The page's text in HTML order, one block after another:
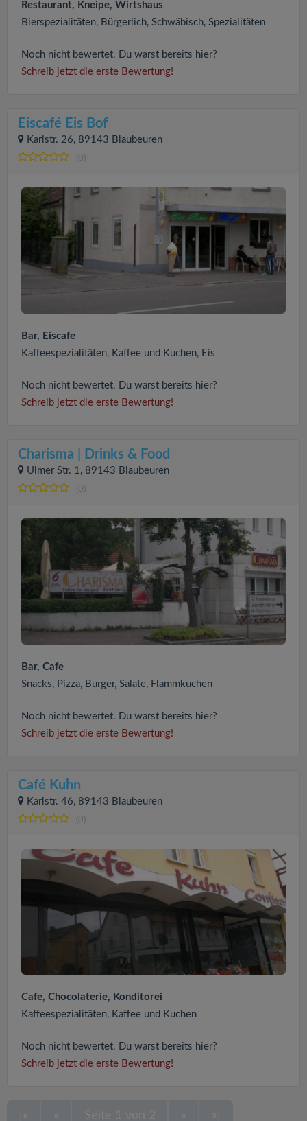
Restaurant, Kneipe, Wirtshaus
Bierspezialitäten, Bürgerlich, Schwäbisch, Spezialitäten
Noch nicht bewertet. Du warst bereits hier?
Schreib jetzt die erste Bewertung!
Eiscafé Eis Bof
Karlstr. 26, 89143 Blaubeuren
(0)
Bar, Eiscafe
Kaffeespezialitäten, Kaffee und Kuchen, Eis
Noch nicht bewertet. Du warst bereits hier?
Schreib jetzt die erste Bewertung!
Charisma | Drinks & Food
Ulmer Str. 1, 89143 Blaubeuren
(0)
Bar, Cafe
Snacks, Pizza, Burger, Salate, Flammkuchen
Noch nicht bewertet. Du warst bereits hier?
Schreib jetzt die erste Bewertung!
Café Kuhn
Karlstr. 46, 89143 Blaubeuren
(0)
Cafe, Chocolaterie, Konditorei
Kaffeespezialitäten, Kaffee und Kuchen
Noch nicht bewertet. Du warst bereits hier?
Schreib jetzt die erste Bewertung!